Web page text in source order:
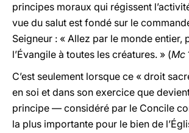
principes moraux qui régissent
vue du salut est fondé sur le
Seigneur : « Allez par le monde entier,
l’Évangile à toutes les créatures. » (Mc
C’est seulement lorsque ce « droit
en soi et dans son exercice que
principe — considéré par le Concile
la plus importante pour le bien de